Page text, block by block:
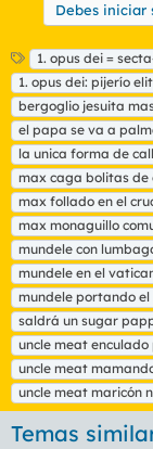
Debes iniciar
E
t
i
q
u
e
t
a
s
1. opus dei =
1. opus dei: pijerío
bergoglio jesuita
el papa se va a
la unica forma de
max caga bolitas
max follado en el
max monaguillo
mundele con
mundele en el
mundele portando el
saldrá un sugar
uncle meat
uncle meat
uncle meat maricón
Temas